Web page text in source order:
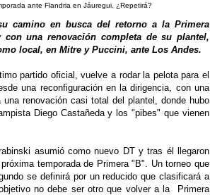
ante Flandria en Jáuregui. ¿Repetirá?
camino en busca del retorno a la Primera
una renovación completa de su plantel,
local, en Mitre y Puccini, ante Los Andes.
partido oficial, vuelve a rodar la pelota para el
una reconfiguración en la dirigencia, con una
renovación casi total del plantel, donde hubo
Diego Castañeda y los "pibes" que vienen
asumió como nuevo DT y tras él llegaron
temporada de Primera "B". Un torneo que
se definirá por un reducido que clasificará a
no debe ser otro que volver a la Primera